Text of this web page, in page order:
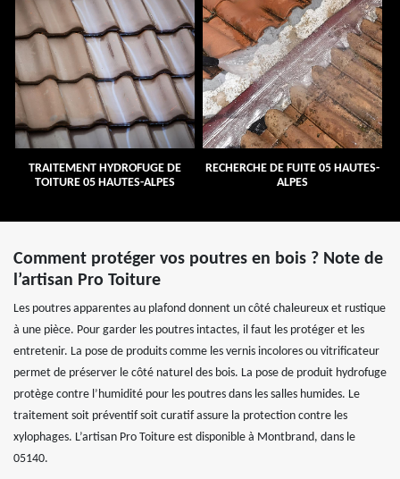
TRAITEMENT HYDROFUGE DE
TOITURE 05 HAUTES-ALPES
RECHERCHE DE FUITE 05 HAUTES-
ALPES
Comment protéger vos poutres en bois ? Note de
l’artisan Pro Toiture
Les poutres apparentes au plafond donnent un côté chaleureux et rustique
à une pièce. Pour garder les poutres intactes, il faut les protéger et les
entretenir. La pose de produits comme les vernis incolores ou vitrificateur
permet de préserver le côté naturel des bois. La pose de produit hydrofuge
protège contre l’humidité pour les poutres dans les salles humides. Le
traitement soit préventif soit curatif assure la protection contre les
xylophages. L’artisan Pro Toiture est disponible à Montbrand, dans le
05140.